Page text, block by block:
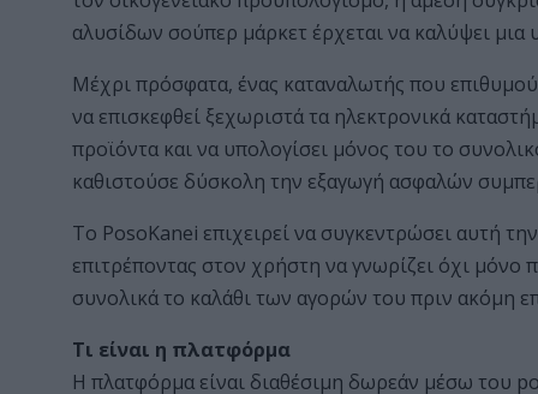
αλυσίδων σούπερ μάρκετ έρχεται να καλύψει
Μέχρι πρόσφατα, ένας καταναλωτής που
να επισκεφθεί ξεχωριστά τα ηλεκτρονικά
προϊόντα και να υπολογίσει μόνος του το
καθιστούσε δύσκολη την εξαγωγή ασφαλών
Το PosoKanei επιχειρεί να συγκεντρώσει αυτή
επιτρέποντας στον χρήστη να γνωρίζει όχι μόνο
συνολικά το καλάθι των αγορών του πριν ακόμη
Τι είναι η πλατφόρμα
Η πλατφόρμα είναι διαθέσιμη δωρεάν μέσω του